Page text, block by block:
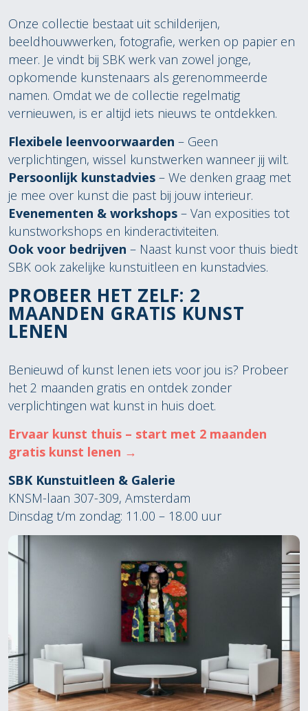
Onze collectie bestaat uit schilderijen,
beeldhouwwerken, fotografie, werken op papier en
meer. Je vindt bij SBK werk van zowel jonge,
opkomende kunstenaars als gerenommeerde
namen. Omdat we de collectie regelmatig
vernieuwen, is er altijd iets nieuws te ontdekken.
Flexibele leenvoorwaarden – Geen
verplichtingen, wissel kunstwerken wanneer jij wilt.
Persoonlijk kunstadvies – We denken graag met
je mee over kunst die past bij jouw interieur.
Evenementen & workshops – Van exposities tot
kunstworkshops en kinderactiviteiten.
Ook voor bedrijven – Naast kunst voor thuis biedt
SBK ook zakelijke kunstuitleen en kunstadvies.
PROBEER HET ZELF: 2
MAANDEN GRATIS KUNST
LENEN
Benieuwd of kunst lenen iets voor jou is? Probeer
het 2 maanden gratis en ontdek zonder
verplichtingen wat kunst in huis doet.
Ervaar kunst thuis – start met 2 maanden
gratis kunst lenen →
SBK Kunstuitleen & Galerie
KNSM-laan 307-309, Amsterdam
Dinsdag t/m zondag: 11.00 – 18.00 uur